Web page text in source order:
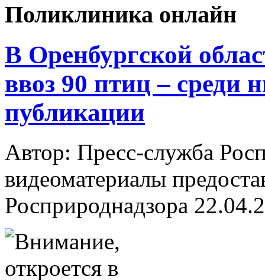
Поликлиника онлайн
В Оренбургской
ввоз 90 птиц – среди
публикации
Автор: Пресс-служба
видеоматериалы
Росприроднадзора